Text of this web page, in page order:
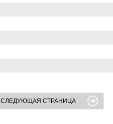
СЛЕДУЮЩАЯ СТРАНИЦА